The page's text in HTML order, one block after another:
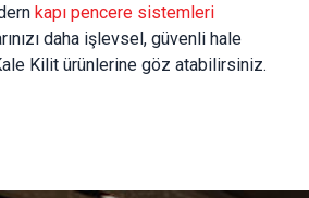
kapı pencere sistemleri
daha işlevsel, güvenli hale
Kilit ürünlerine göz atabilirsiniz.